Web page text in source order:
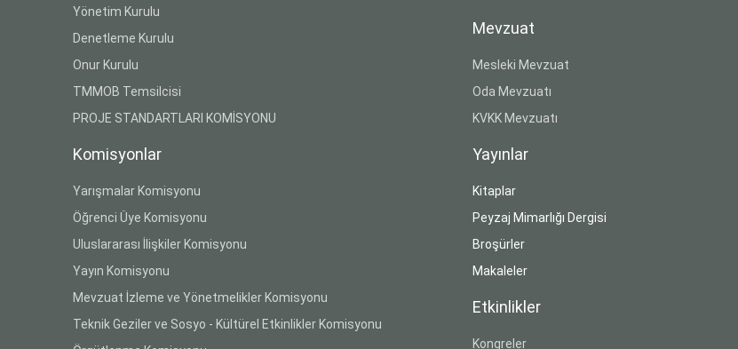
Yönetim Kurulu
Denetleme Kurulu
Onur Kurulu
TMMOB Temsilcisi
PROJE STANDARTLARI KOMİSYONU
Komisyonlar
Yarışmalar Komisyonu
Öğrenci Üye Komisyonu
Uluslararası İlişkiler Komisyonu
Yayın Komisyonu
Mevzuat İzleme ve Yönetmelikler Komisyonu
Teknik Geziler ve Sosyo - Kültürel Etkinlikler Komisyonu
Mevzuat
Mesleki Mevzuat
Oda Mevzuatı
KVKK Mevzuatı
Yayınlar
Kitaplar
Peyzaj Mimarlığı Dergisi
Broşürler
Makaleler
Etkinlikler
Kongreler